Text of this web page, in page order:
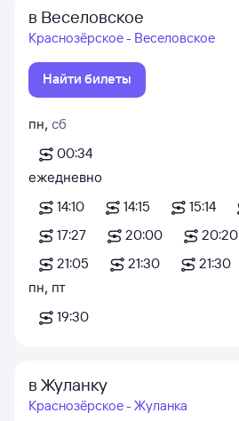
в Веселовское
Краснозёрское - Веселовское
Найти билеты
пн, сб
00:34
ежедневно
14:10
14:15 15:14
17:27
20:00 20:20
21:05
21:30
21:30
пн, пт
19:30
в Жуланку
Краснозёрское - Жуланка